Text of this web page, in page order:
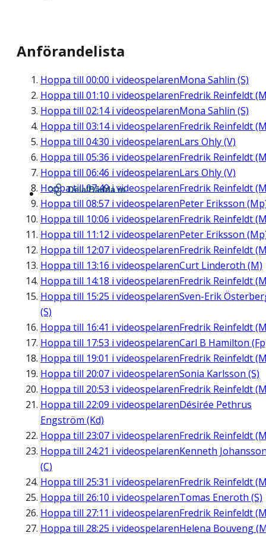
Anförandelista
Hoppa till 00:00 i videospelarenMona Sahlin (S)
Hoppa till 01:10 i videospelarenFredrik Reinfeldt
Hoppa till 02:14i videospelarenMona Sahlin (S)
Hoppa till 03:14i videospelarenFredrik Reinfeldt
Hoppa till 04:30 i videospelarenLars Ohly (V)
Hoppa till 05:36 i videospelarenFredrik Reinfeldt
Hoppa till 06:46 i videospelarenLars Ohly (V)
Hoppa till07:49i videospelarenFredrik Reinfeldt
Hoppa till 08:57 i videospelarenPeter Eriksson
Hoppa till 10:06 i videospelarenFredrik Reinfeldt
Hoppa till 11:12 i videospelarenPeter Eriksson
Hoppa till 12:07 i videospelarenFredrik Reinfeldt
Hoppa till 13:16 i videospelarenCurt Linderoth (M)
Hoppa till 14:18 i videospelarenFredrik Reinfeldt
Hoppa till 15:25 i videospelarenSven-Erik
(S)
Hoppa till 16:41 i videospelarenFredrik Reinfeldt
Hoppa till 17:53 i videospelarenCarl B Hamilton
Hoppa till 19:01 i videospelarenFredrik Reinfeldt
Hoppa till 20:07 i videospelarenSonia Karlsson (S)
Hoppa till 20:53 i videospelarenFredrik Reinfeldt
Hoppa till 22:09 i videospelarenDésirée Pethrus
Engström (Kd)
Hoppa till 23:07 i videospelarenFredrik Reinfeldt
Hoppa till 24:21 i videospelarenKenneth
(C)
Hoppa till 25:31 i videospelarenFredrik Reinfeldt
Hoppa till 26:10 i videospelarenTomas Eneroth (S)
Hoppa till 27:11 i videospelarenFredrik Reinfeldt
Hoppa till 28:25 i videospelarenHelena Bouveng
Dela/Bädda in